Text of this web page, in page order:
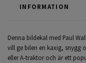
INFORMATION
Denna bildekal med Paul
vill ge bilen en kaxig, snygg
eller A-traktor och är ett